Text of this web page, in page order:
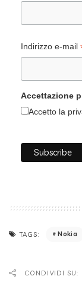
Indirizzo e-mail
Accettazione
Accetto la
TAGS: Nokia
CONDIVIDI SU: